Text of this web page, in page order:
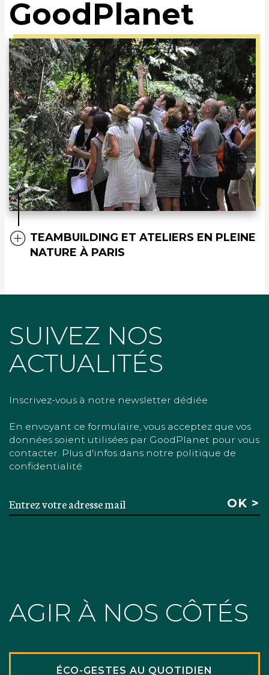
GoodPlanet
TEAMBUILDING ET ATELIERS EN PLEINE
NATURE À PARIS
SUIVEZ NOS
ACTUALITÉS
Inscrivez-vous à notre newsletter dédiée
En envoyant ce formulaire, vous acceptez que vos
données soient utilisées par GoodPlanet pour vous
contacter. Plus d'infos dans notre politique de
confidentialité.
AGIR À NOS CÔTÉS
ÉCO-GESTES AU QUOTIDIEN